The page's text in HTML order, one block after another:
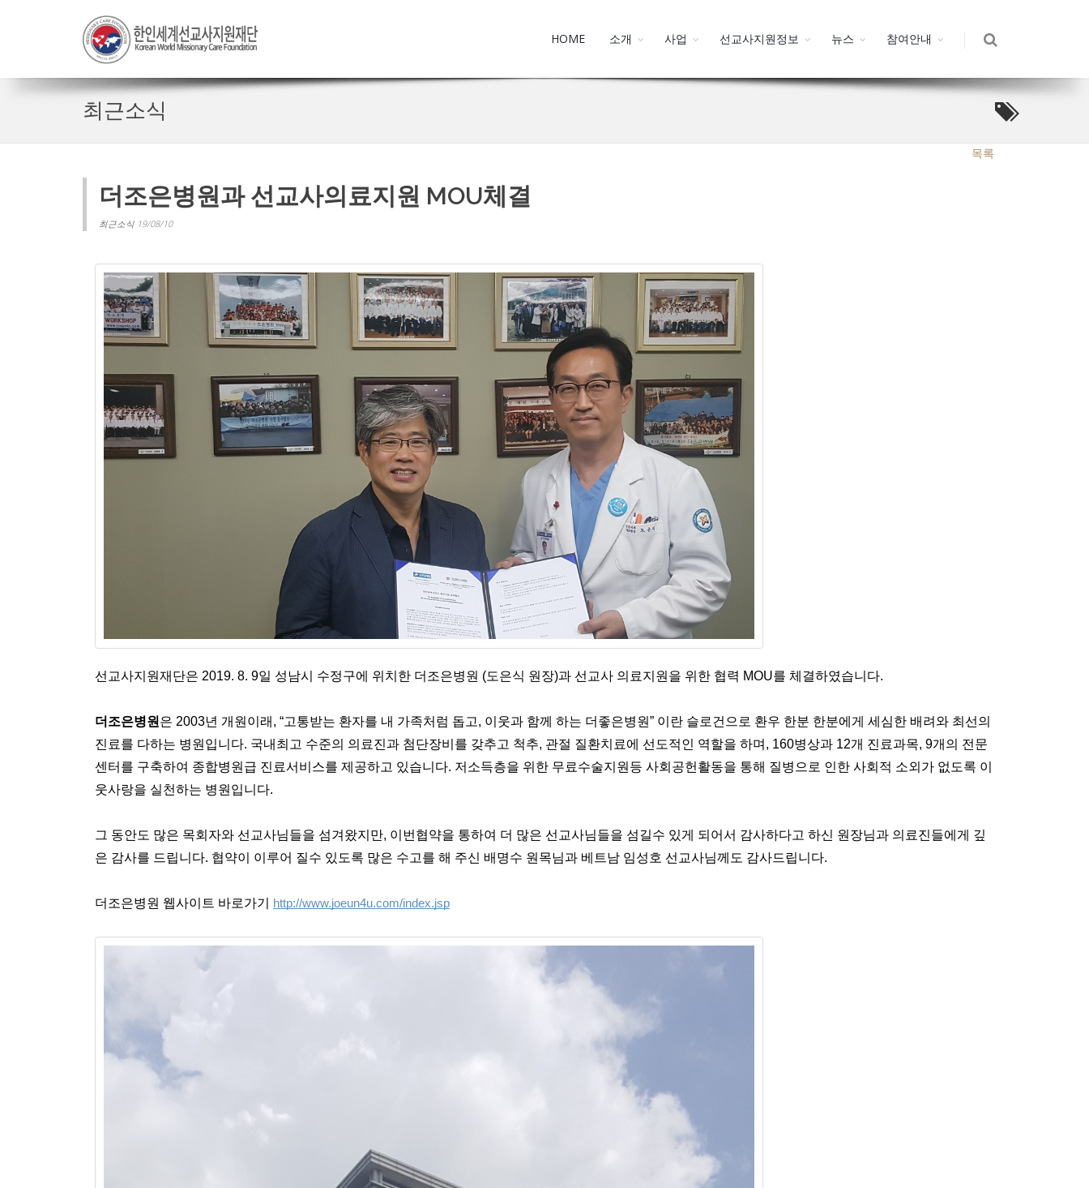
HOME 소개 사업 선교사지원정보 뉴스 참여안내
최근소식
목록
더조은병원과 선교사의료지원 MOU체결
최근소식 19/08/10
선교사지원재단은 2019. 8. 9일 성남시 수정구에 위치한 더조은병원 (도은식 원장)과 선교사 의료지원을 위한 협력 MOU를 체결하였습니다.
더조은병원은 2003년 개원이래, “고통받는 환자를 내 가족처럼 돕고, 이웃과 함께 하는 더좋은병원” 이란 슬로건으로 환우 한분 한분에게 세심한 배려와 최선의
진료를 다하는 병원입니다. 국내최고 수준의 의료진과 첨단장비를 갖추고 척추, 관절 질환치료에 선도적인 역할을 하며, 160병상과 12개 진료과목, 9개의 전문
센터를 구축하여 종합병원급 진료서비스를 제공하고 있습니다. 저소득층을 위한 무료수술지원등 사회공헌활동을 통해 질병으로 인한 사회적 소외가 없도록 이
웃사랑을 실천하는 병원입니다.
그 동안도 많은 목회자와 선교사님들을 섬겨왔지만, 이번협약을 통하여 더 많은 선교사님들을 섬길수 있게 되어서 감사하다고 하신 원장님과 의료진들에게 깊
은 감사를 드립니다. 협약이 이루어 질수 있도록 많은 수고를 해 주신 배명수 원목님과 베트남 임성호 선교사님께도 감사드립니다.
더조은병원 웹사이트 바로가기 http://www.joeun4u.com/index.jsp